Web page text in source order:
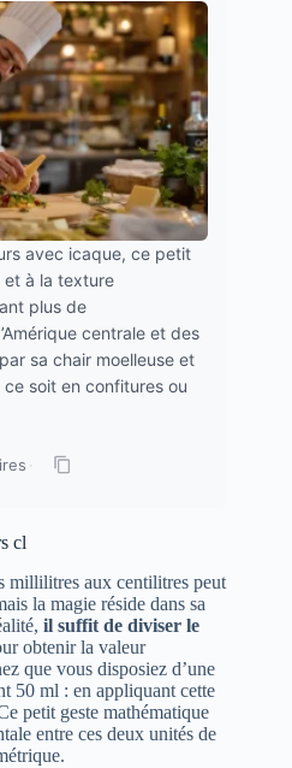
avec icaque, ce petit
à la texture
plus de
centrale et des
sa chair moelleuse et
soit en confitures ou
·
cl
millilitres aux centilitres peut
la magie réside dans sa
il suffit de diviser le
obtenir la valeur
que vous disposiez d’une
50 ml : en appliquant cette
petit geste mathématique
entre ces deux unités de